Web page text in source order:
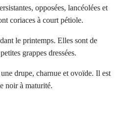
opposées, lancéolées et
coriaces à court pétiole.
le printemps. Elles sont de
grappes dressées.
drupe, charnue et ovoïde. Il est
noir à maturité.